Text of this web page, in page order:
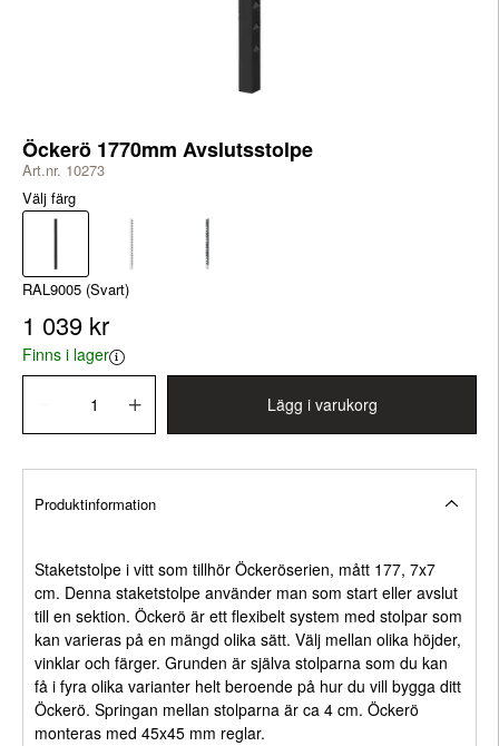
Öckerö 1770mm Avslutsstolpe
Art.nr. 10273
Välj färg
RAL9005 (Svart)
1 039 kr
Finns i lager
Lägg i varukorg
Produktinformation
Staketstolpe i vitt som tillhör Öckeröserien, mått 177, 7x7
cm. Denna staketstolpe använder man som start eller avslut
till en sektion. Öckerö är ett flexibelt system med stolpar som
kan varieras på en mängd olika sätt. Välj mellan olika höjder,
vinklar och färger. Grunden är själva stolparna som du kan
få i fyra olika varianter helt beroende på hur du vill bygga ditt
Öckerö. Springan mellan stolparna är ca 4 cm. Öckerö
monteras med 45x45 mm reglar.